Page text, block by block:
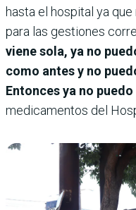
hasta el hospital ya
para las gestiones
viene sola, ya no
como antes y no
Entonces ya no
medicamentos del